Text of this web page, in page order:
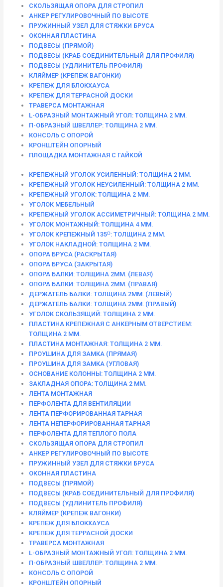
СКОЛЬЗЯЩАЯ ОПОРА ДЛЯ СТРОПИЛ
АНКЕР РЕГУЛИРОВОЧНЫЙ ПО ВЫСОТЕ
ПРУЖИННЫЙ УЗЕЛ ДЛЯ СТЯЖКИ БРУСА
ОКОННАЯ ПЛАСТИНА
ПОДВЕСЫ (ПРЯМОЙ)
ПОДВЕСЫ (КРАБ СОЕДИНИТЕЛЬНЫЙ ДЛЯ ПРОФИЛЯ)
ПОДВЕСЫ (УДЛИНИТЕЛЬ ПРОФИЛЯ)
КЛЯЙМЕР (КРЕПЕЖ ВАГОНКИ)
КРЕПЕЖ ДЛЯ БЛОКХАУСА
КРЕПЕЖ ДЛЯ ТЕРРАСНОЙ ДОСКИ
ТРАВЕРСА МОНТАЖНАЯ
L-ОБРАЗНЫЙ МОНТАЖНЫЙ УГОЛ: ТОЛЩИНА 2 ММ.
П-ОБРАЗНЫЙ ШВЕЛЛЕР: ТОЛЩИНА 2 ММ.
КОНСОЛЬ С ОПОРОЙ
КРОНШТЕЙН ОПОРНЫЙ
ПЛОЩАДКА МОНТАЖНАЯ С ГАЙКОЙ
КРЕПЕЖНЫЙ УГОЛОК УСИЛЕННЫЙ: ТОЛЩИНА 2 ММ.
КРЕПЕЖНЫЙ УГОЛОК НЕУСИЛЕННЫЙ: ТОЛЩИНА 2 ММ.
КРЕПЕЖНЫЙ УГОЛОК: ТОЛЩИНА 2 ММ.
УГОЛОК МЕБЕЛЬНЫЙ
КРЕПЕЖНЫЙ УГОЛОК АССИМЕТРИЧНЫЙ: ТОЛЩИНА 2 ММ.
УГОЛОК МОНТАЖНЫЙ: ТОЛЩИНА 4 ММ.
УГОЛОК КРЕПЕЖНЫЙ 135ᴼ: ТОЛЩИНА 2 ММ.
УГОЛОК НАКЛАДНОЙ: ТОЛЩИНА 2 ММ.
ОПОРА БРУСА (РАСКРЫТАЯ)
ОПОРА БРУСА (ЗАКРЫТАЯ)
ОПОРА БАЛКИ: ТОЛЩИНА 2ММ. (ЛЕВАЯ)
ОПОРА БАЛКИ: ТОЛЩИНА 2ММ. (ПРАВАЯ)
ДЕРЖАТЕЛЬ БАЛКИ: ТОЛЩИНА 2ММ. (ЛЕВЫЙ)
ДЕРЖАТЕЛЬ БАЛКИ: ТОЛЩИНА 2ММ. (ПРАВЫЙ)
УГОЛОК СКОЛЬЗЯЩИЙ: ТОЛЩИНА 2 ММ.
ПЛАСТИНА КРЕПЕЖНАЯ С АНКЕРНЫМ ОТВЕРСТИЕМ:
ТОЛЩИНА 2 ММ.
ПЛАСТИНА МОНТАЖНАЯ: ТОЛЩИНА 2 ММ.
ПРОУШИНА ДЛЯ ЗАМКА (ПРЯМАЯ)
ПРОУШИНА ДЛЯ ЗАМКА (УГЛОВАЯ)
ОСНОВАНИЕ КОЛОННЫ: ТОЛЩИНА 2 ММ.
ЗАКЛАДНАЯ ОПОРА: ТОЛЩИНА 2 ММ.
ЛЕНТА МОНТАЖНАЯ
ПЕРФОЛЕНТА ДЛЯ ВЕНТИЛЯЦИИ
ЛЕНТА ПЕРФОРИРОВАННАЯ ТАРНАЯ
ЛЕНТА НЕПЕРФОРИРОВАННАЯ ТАРНАЯ
ПЕРФОЛЕНТА ДЛЯ ТЕПЛОГО ПОЛА
СКОЛЬЗЯЩАЯ ОПОРА ДЛЯ СТРОПИЛ
АНКЕР РЕГУЛИРОВОЧНЫЙ ПО ВЫСОТЕ
ПРУЖИННЫЙ УЗЕЛ ДЛЯ СТЯЖКИ БРУСА
ОКОННАЯ ПЛАСТИНА
ПОДВЕСЫ (ПРЯМОЙ)
ПОДВЕСЫ (КРАБ СОЕДИНИТЕЛЬНЫЙ ДЛЯ ПРОФИЛЯ)
ПОДВЕСЫ (УДЛИНИТЕЛЬ ПРОФИЛЯ)
КЛЯЙМЕР (КРЕПЕЖ ВАГОНКИ)
КРЕПЕЖ ДЛЯ БЛОКХАУСА
КРЕПЕЖ ДЛЯ ТЕРРАСНОЙ ДОСКИ
ТРАВЕРСА МОНТАЖНАЯ
L-ОБРАЗНЫЙ МОНТАЖНЫЙ УГОЛ: ТОЛЩИНА 2 ММ.
П-ОБРАЗНЫЙ ШВЕЛЛЕР: ТОЛЩИНА 2 ММ.
КОНСОЛЬ С ОПОРОЙ
КРОНШТЕЙН ОПОРНЫЙ